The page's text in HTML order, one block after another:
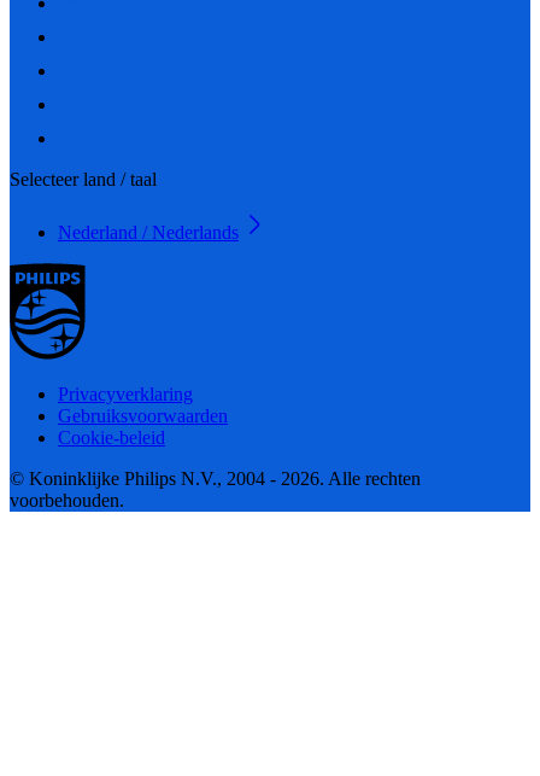
Selecteer land / taal
Nederland / Nederlands
Privacyverklaring
Gebruiksvoorwaarden
Cookie-beleid
© Koninklijke Philips N.V., 2004 - 2026. Alle rechten
voorbehouden.